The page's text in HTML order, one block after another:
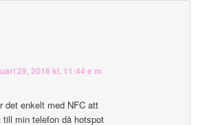
29, 2016 kl. 11:44 e m
det enkelt med NFC att
min telefon då hotspot